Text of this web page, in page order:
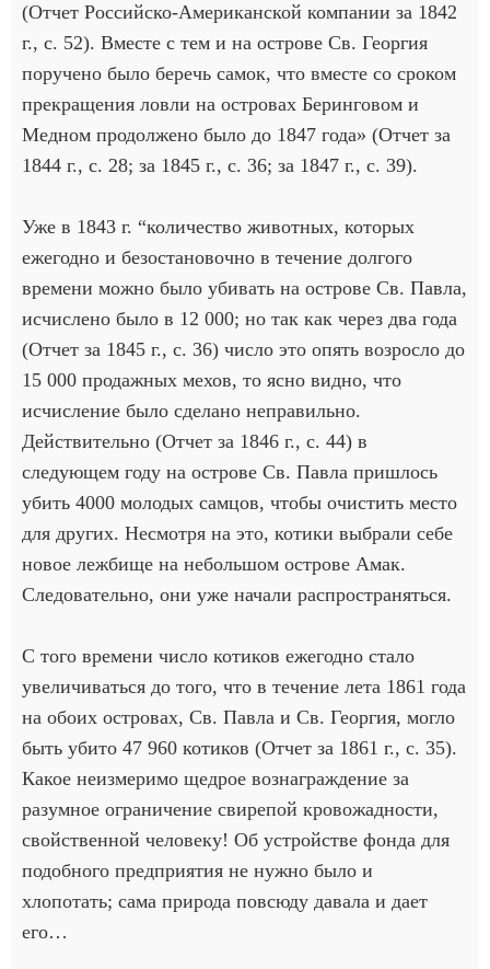
(Отчет Российско-Американской компании за 1842
г., с. 52). Вместе с тем и на острове Св. Георгия
поручено было беречь самок, что вместе со сроком
прекращения ловли на островах Беринговом и
Медном продолжено было до 1847 года» (Отчет за
1844 г., с. 28; за 1845 г., с. 36; за 1847 г., с. 39).
Уже в 1843 г. “количество животных, которых
ежегодно и безостановочно в течение долгого
времени можно было убивать на острове Св. Павла,
исчислено было в 12 000; но так как через два года
(Отчет за 1845 г., с. 36) число это опять возросло до
15 000 продажных мехов, то ясно видно, что
исчисление было сделано неправильно.
Действительно (Отчет за 1846 г., с. 44) в
следующем году на острове Св. Павла пришлось
убить 4000 молодых самцов, чтобы очистить место
для других. Несмотря на это, котики выбрали себе
новое лежбище на небольшом острове Амак.
Следовательно, они уже начали распространяться.
С того времени число котиков ежегодно стало
увеличиваться до того, что в течение лета 1861 года
на обоих островах, Св. Павла и Св. Георгия, могло
быть убито 47 960 котиков (Отчет за 1861 г., с. 35).
Какое неизмеримо щедрое вознаграждение за
разумное ограничение свирепой кровожадности,
свойственной человеку! Об устройстве фонда для
подобного предприятия не нужно было и
хлопотать; сама природа повсюду давала и дает
его…